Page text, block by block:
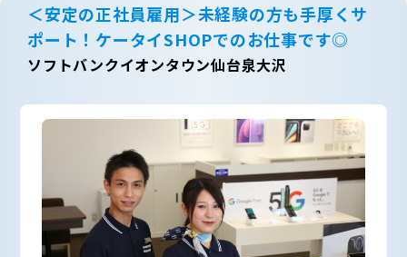
＜安定の正社員雇用＞未経験の方も手厚くサ
ポート！ケータイSHOPでのお仕事です◎
ソフトバンクイオンタウン仙台泉大沢